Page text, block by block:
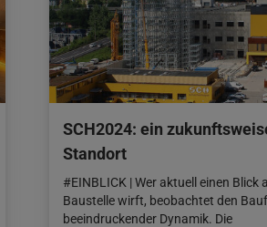
SCH2024: ein
Standort
#EINBLICK | Wer aktuell einen Blick
Baustelle wirft, beobachtet den
beeindruckender Dynamik. Die